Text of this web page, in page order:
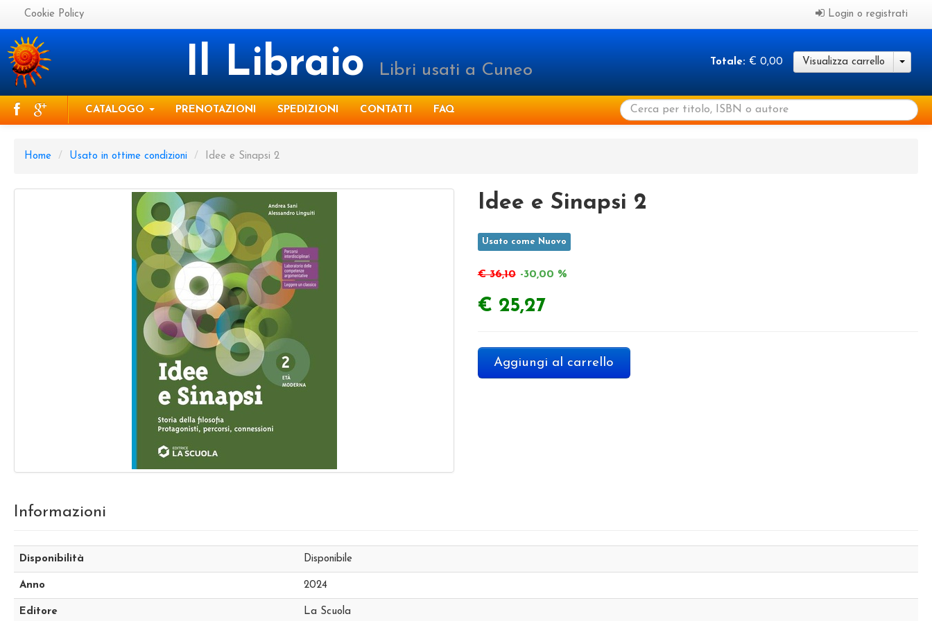
Cookie Policy Login o registrati
Il LibraioLibri usati a Cuneo Totale: € 0,00 Visualizza carrello
CATALOGO PRENOTAZIONI SPEDIZIONI CONTATTI FAQ
Home / Usato in ottime condizioni / Idee e Sinapsi 2
Idee e Sinapsi 2
Usato come Nuovo
€ 36,10 -30,00 %
€ 25,27
Aggiungi al carrello
Informazioni
Disponibilità Disponibile
Anno 2024
Editore La Scuola